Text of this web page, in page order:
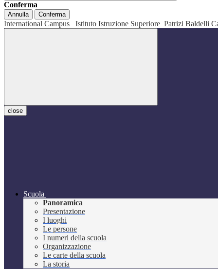
Conferma
Annulla Conferma
International Campus Istituto Istruzione Superiore Patrizi Baldelli
close
Scuola
Panoramica
Presentazione
I luoghi
Le persone
I numeri della scuola
Organizzazione
Le carte della scuola
La storia